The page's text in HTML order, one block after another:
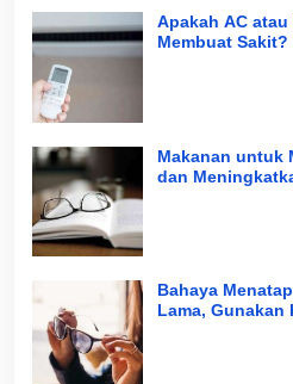
Apakah AC
Membuat
Makanan untuk
dan
Bahaya
Lama, Gunakan